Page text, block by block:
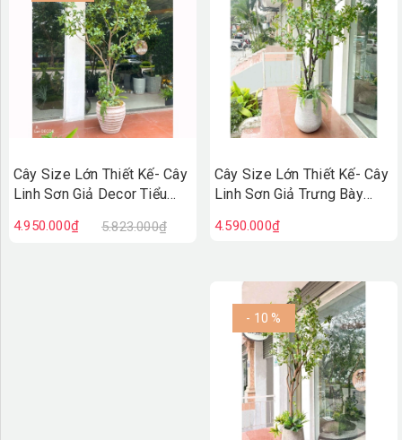
Cây Size Lớn Thiết Kế- Cây
Linh Sơn Giả Decor Tiểu
Cầu (220cm)- CC1378
4.950.000₫ 5.823.000₫
Cây Size Lớn Thiết Kế- Cây
Linh Sơn Giả Trưng Bày
CC1251
4.590.000₫
- 10 %